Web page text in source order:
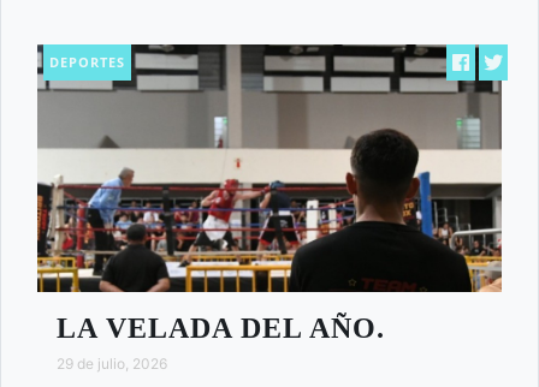
DEPORTES
LA VELADA DEL AÑO.
29 de julio, 2026